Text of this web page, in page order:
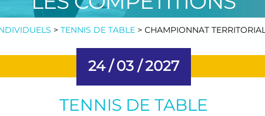
> TENNIS DE TABLE> CHAMPIONNAT
24 / 03 /2027
TENNIS DE TABLE